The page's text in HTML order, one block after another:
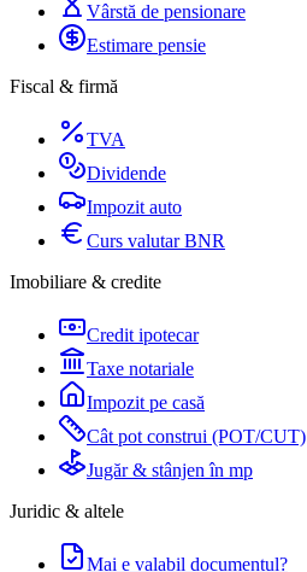
Vârstă de pensionare
Estimare pensie
Fiscal & firmă
TVA
Dividende
Impozit auto
Curs valutar BNR
Imobiliare & credite
Credit ipotecar
Taxe notariale
Impozit pe casă
Cât pot construi (POT/CUT)
Jugăr & stânjen în mp
Juridic & altele
Mai e valabil documentul?